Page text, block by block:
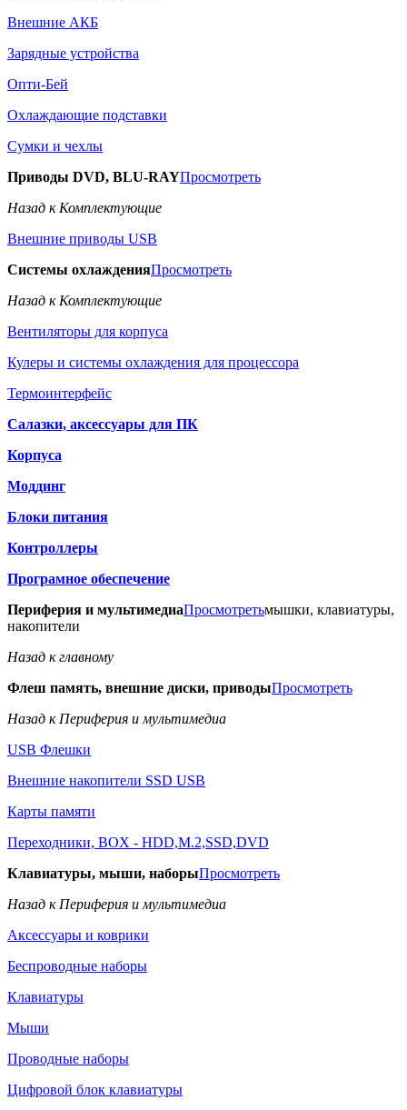
Внешние АКБ
Зарядные устройства
Опти-Бей
Охлаждающие подставки
Сумки и чехлы
Приводы DVD, BLU-RAYПросмотреть
Назад к Комплектующие
Внешние приводы USB
Системы охлажденияПросмотреть
Назад к Комплектующие
Вентиляторы для корпуса
Кулеры и системы охлаждения для процессора
Термоинтерфейс
Салазки, аксессуары для ПК
Корпуса
Моддинг
Блоки питания
Контроллеры
Програмное обеспечение
Периферия и мультимедиаПросмотретьмышки, клавиатуры,
накопители
Назад к главному
Флеш память, внешние диски, приводыПросмотреть
Назад к Периферия и мультимедиа
USB Флешки
Внешние накопители SSD USB
Карты памяти
Переходники, BOX - HDD,M.2,SSD,DVD
Клавиатуры, мыши, наборыПросмотреть
Назад к Периферия и мультимедиа
Аксессуары и коврики
Беспроводные наборы
Клавиатуры
Мыши
Проводные наборы
Цифровой блок клавиатуры